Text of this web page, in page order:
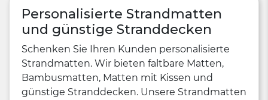
Personalisierte Strandmatten
und günstige Stranddecken
Schenken Sie Ihren Kunden personalisierte
Strandmatten. Wir bieten faltbare Matten,
Bambusmatten, Matten mit Kissen und
günstige Stranddecken. Unsere Strandmatten